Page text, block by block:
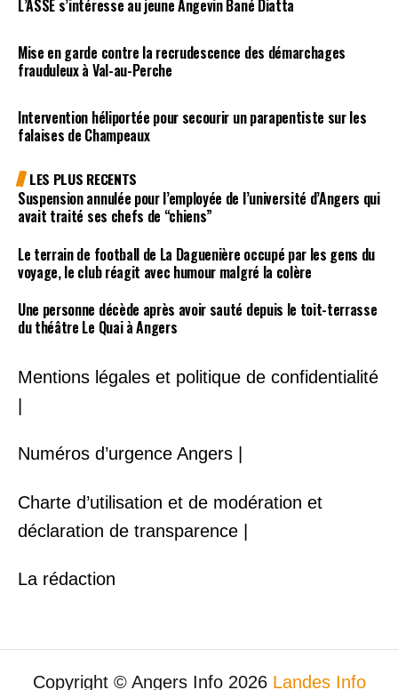
L’ASSE s’intéresse au jeune Angevin Bané Diatta
Mise en garde contre la recrudescence des démarchages
frauduleux à Val-au-Perche
Intervention héliportée pour secourir un parapentiste sur les
falaises de Champeaux
LES PLUS RECENTS
Suspension annulée pour l’employée de l’université d’Angers qui
avait traité ses chefs de “chiens”
Le terrain de football de La Daguenière occupé par les gens du
voyage, le club réagit avec humour malgré la colère
Une personne décède après avoir sauté depuis le toit-terrasse
du théâtre Le Quai à Angers
Mentions légales et politique de confidentialité
Numéros d’urgence Angers |
Charte d’utilisation et de modération et
déclaration de transparence |
La rédaction
Copyright © Angers Info 2026 Landes Info